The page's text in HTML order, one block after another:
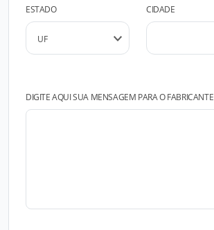
ESTADO CIDADE
DIGITE AQUI SUA MENSAGEM PARA O FABRICANTE